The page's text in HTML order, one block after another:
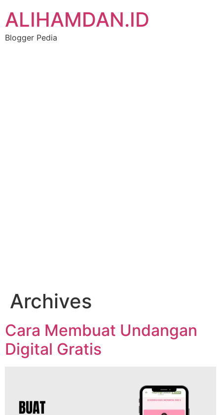
content
ALIHAMDAN.ID
Blogger Pedia
Archives
Cara Membuat Undangan
Digital Gratis